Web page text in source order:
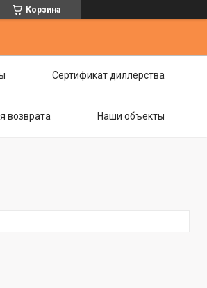
Корзина
Сертификат диллерства
возврата Наши объекты